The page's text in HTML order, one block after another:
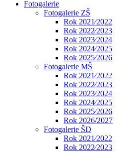
Fotogalerie
Fotogalerie ZŠ
Rok 2021⁄2022
Rok 2022⁄2023
Rok 2023⁄2024
Rok 2024⁄2025
Rok 2025⁄2026
Fotogalerie MŠ
Rok 2021⁄2022
Rok 2022⁄2023
Rok 2023⁄2024
Rok 2024⁄2025
Rok 2025⁄2026
Rok 2026/2027
Fotogalerie ŠD
Rok 2021⁄2022
Rok 2022⁄2023